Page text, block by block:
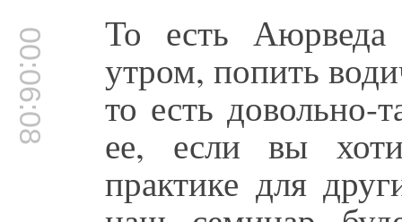
00:06:08 То есть
утром, попить
то есть довольно-
ее, если вы
практике для